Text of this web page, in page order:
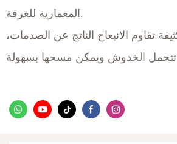
المعمارية للغرفة.
تقاوم الانبعاج الناتج عن الصدمات،